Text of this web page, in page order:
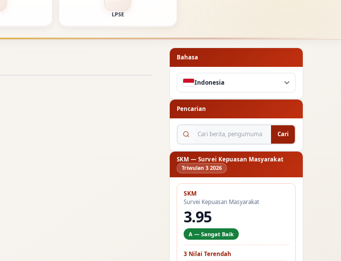
LPSE
Bahasa
Indonesia
Pencarian
Cari berita, pengumuman...
Cari
SKM — Survei Kepuasan Masyarakat
Triwulan 3 2026
SKM
Survei Kepuasan Masyarakat
3.95
A — Sangat Baik
3 Nilai Terendah